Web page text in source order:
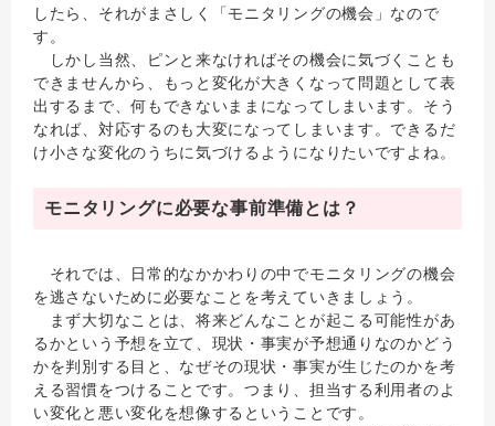
したら、それがまさしく「モニタリングの機会」なので
す。
しかし当然、ピンと来なければその機会に気づくことも
できませんから、もっと変化が大きくなって問題として表
出するまで、何もできないままになってしまいます。そう
なれば、対応するのも大変になってしまいます。できるだ
け小さな変化のうちに気づけるようになりたいですよね。
モニタリングに必要な事前準備とは？
それでは、日常的なかかわりの中でモニタリングの機会
を逃さないために必要なことを考えていきましょう。
まず大切なことは、将来どんなことが起こる可能性があ
るかという予想を立て、現状・事実が予想通りなのかどう
かを判別する目と、なぜその現状・事実が生じたのかを考
える習慣をつけることです。つまり、担当する利用者のよ
い変化と悪い変化を想像するということです。